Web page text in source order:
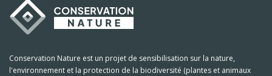
Conservation Nature est un projet de sensibilisation sur la nature,
l'environnement et la protection de la biodiversité (plantes et animaux